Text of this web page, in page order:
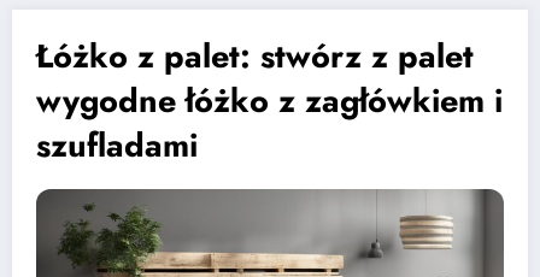
Łóżko z palet: stwórz z palet
wygodne łóżko z zagłówkiem i
szufladami